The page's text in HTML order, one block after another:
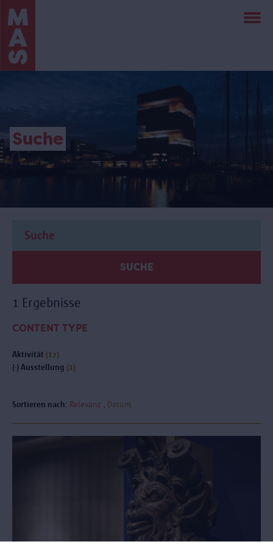
Direkt
zum
Inhalt
Suche
SUCHE
1 Ergebnisse
CONTENT TYPE
Aktivität (17)
(-) Ausstellung (1)
Sortieren nach: Relevanz Datum